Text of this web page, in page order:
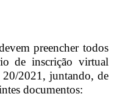
preencher todos
de inscrição virtual
2021, juntando, de
documentos: